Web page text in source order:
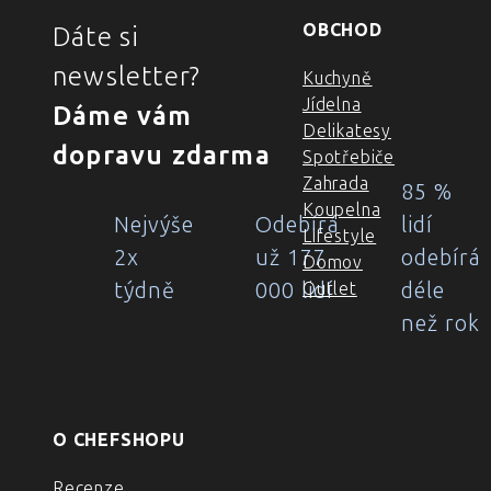
Dáte si
newsletter?
Dáme vám
dopravu zdarma
Nejvýše
2x
týdně
Odebírá
už 177
000 lidí
85 %
lidí
odebírá
déle
než rok
OBCHOD
Kuchyně
Jídelna
Delikatesy
Spotřebiče
Zahrada
Koupelna
Lifestyle
Domov
Outlet
O CHEFSHOPU